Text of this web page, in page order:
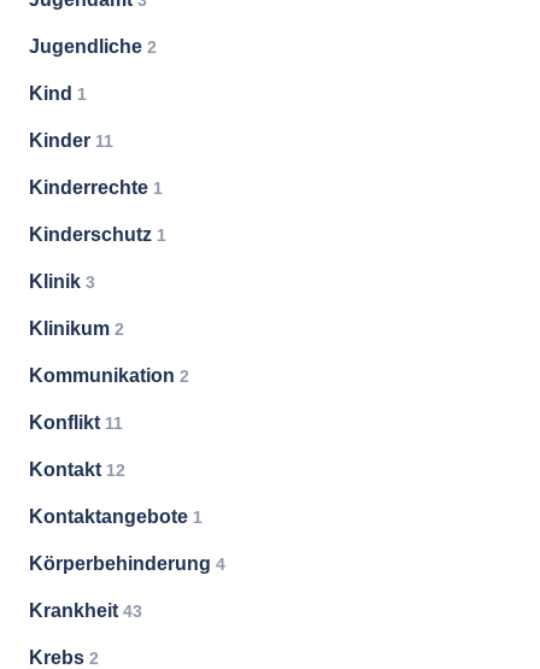
Jugendliche 2
Kind 1
Kinder 11
Kinderrechte 1
Kinderschutz 1
Klinik 3
Klinikum 2
Kommunikation 2
Konflikt 11
Kontakt 12
Kontaktangebote 1
Körperbehinderung 4
Krankheit 43
Krebs 2